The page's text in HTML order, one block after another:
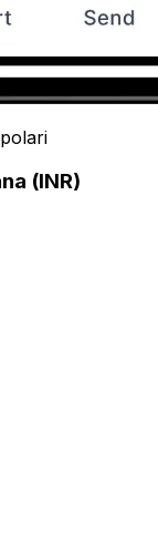
(INR)